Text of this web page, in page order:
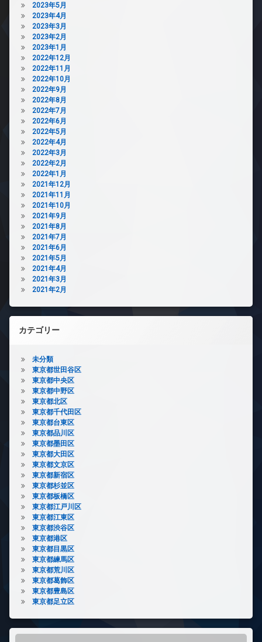
2023年5月
2023年4月
2023年3月
2023年2月
2023年1月
2022年12月
2022年11月
2022年10月
2022年9月
2022年8月
2022年7月
2022年6月
2022年5月
2022年4月
2022年3月
2022年2月
2022年1月
2021年12月
2021年11月
2021年10月
2021年9月
2021年8月
2021年7月
2021年6月
2021年5月
2021年4月
2021年3月
2021年2月
カテゴリー
未分類
東京都世田谷区
東京都中央区
東京都中野区
東京都北区
東京都千代田区
東京都台東区
東京都品川区
東京都墨田区
東京都大田区
東京都文京区
東京都新宿区
東京都杉並区
東京都板橋区
東京都江戸川区
東京都江東区
東京都渋谷区
東京都港区
東京都目黒区
東京都練馬区
東京都荒川区
東京都葛飾区
東京都豊島区
東京都足立区